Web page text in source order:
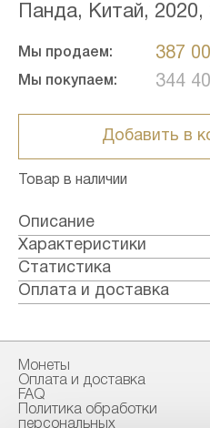
Панда, Китай, 2020,
Мы продаем: 387
Мы покупаем: 344
Добавить в
Товар в наличии
Описание
Характеристики
Металл: Золото
Страна: Китай
Годы выпуска: 2020
Проба: 999
Вес общий гр.: 30
Вес чистый гр.: 30
Статистика
Оплата и доставка
Наличными в офисе
Способы доставки:
Монеты
Оплата и доставка
FAQ
Политика обработки
персональных